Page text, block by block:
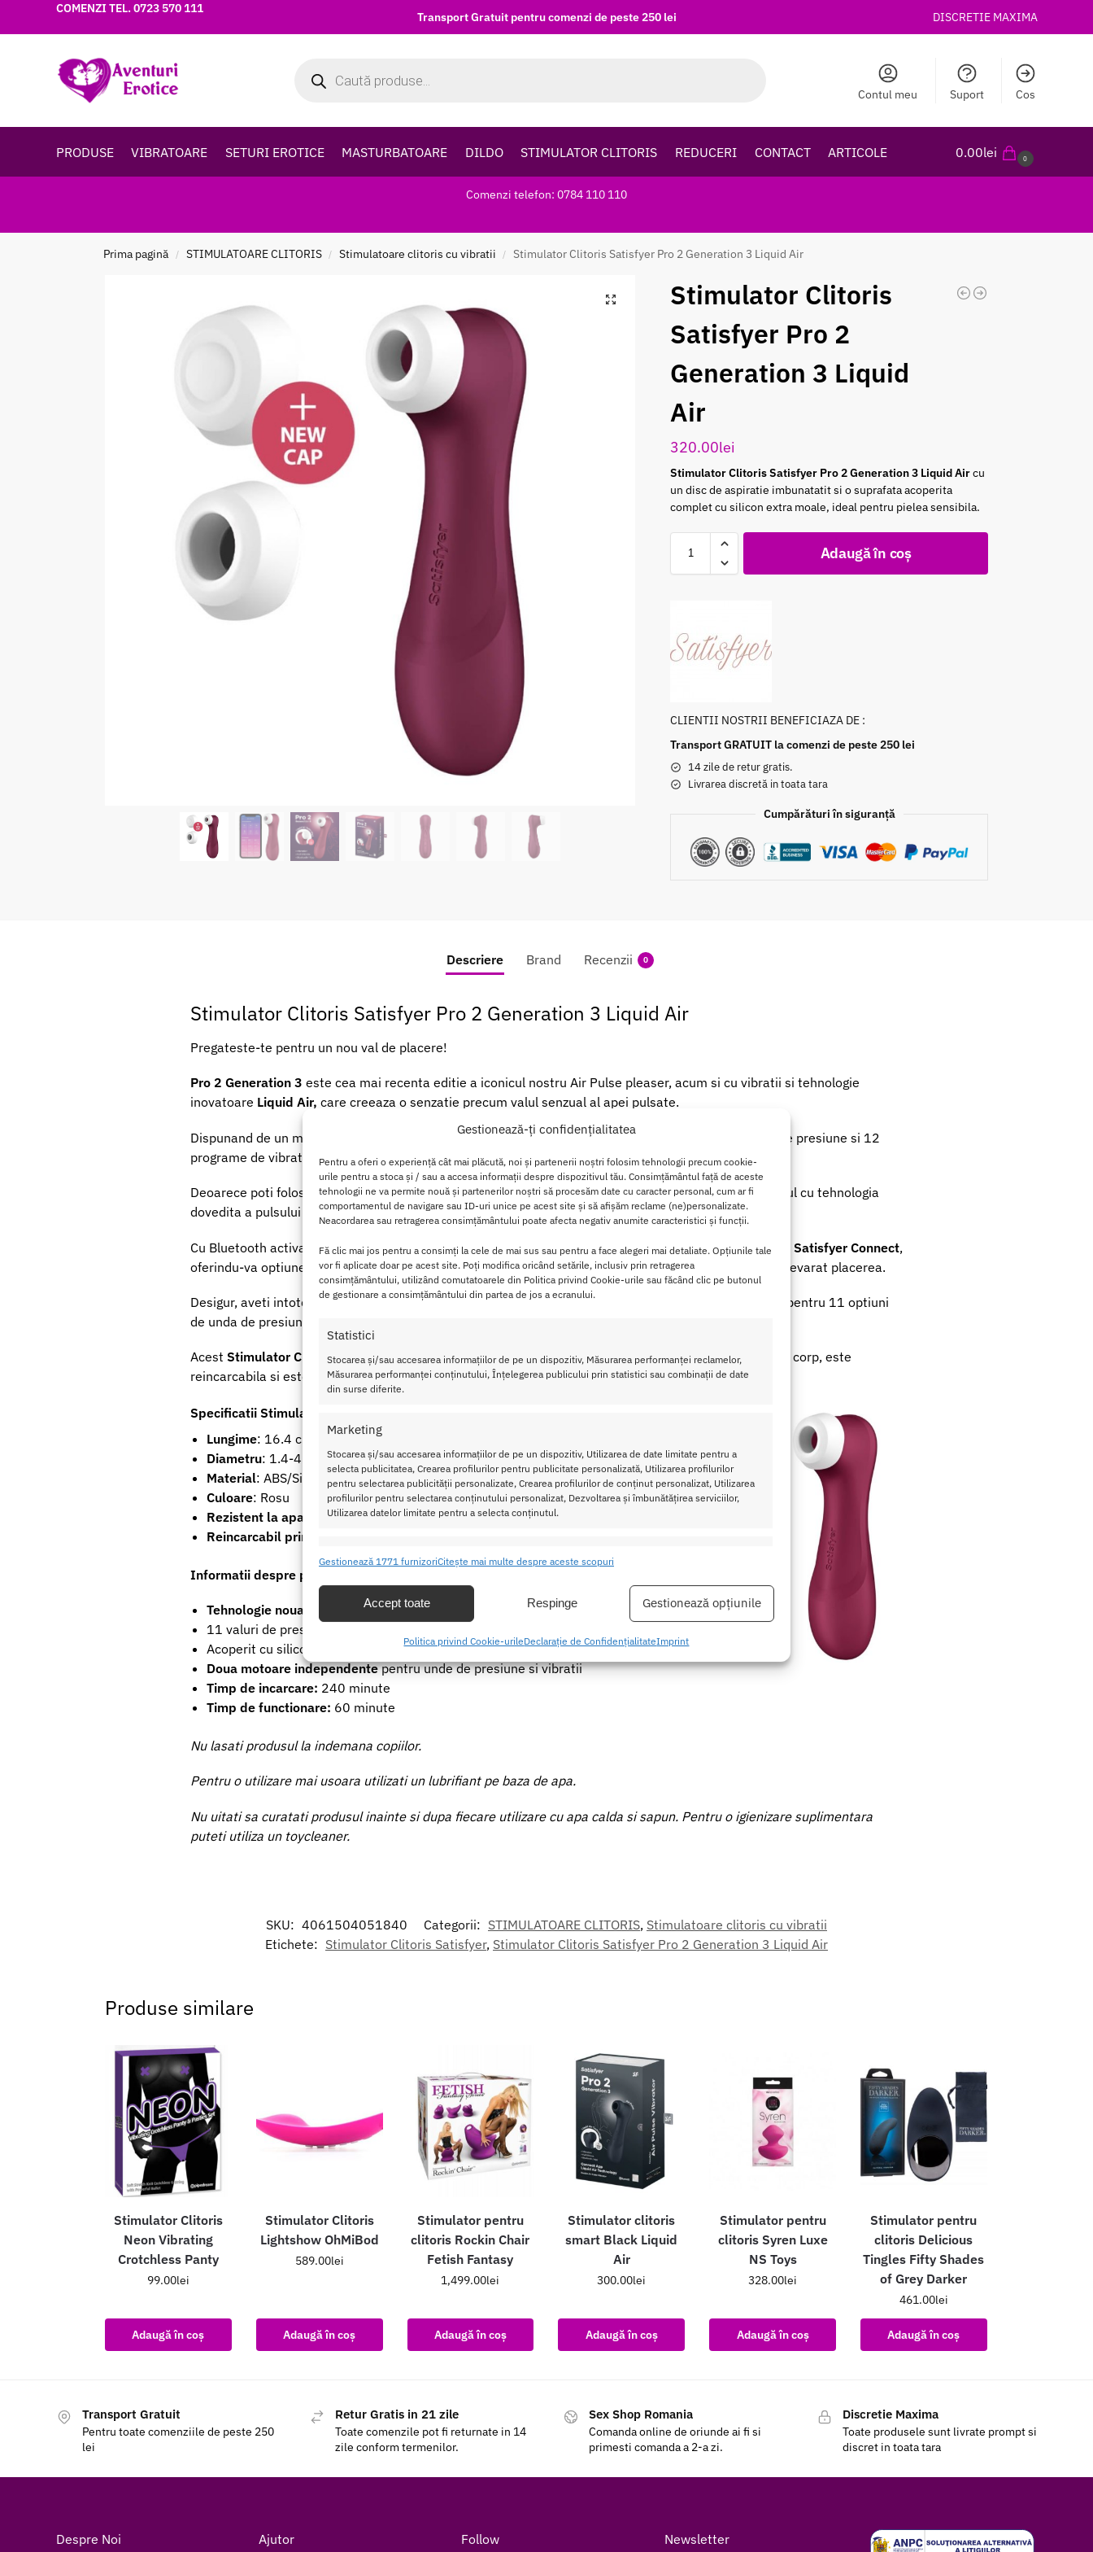
Gestionează-ți confidențialitatea
Pentru a oferi o experiență cât mai plăcută, noi și partenerii noștri folosim tehnologii precum cookie-
urile pentru a stoca și / sau a accesa informații despre dispozitivul tău. Consimțământul față de aceste
tehnologii ne va permite nouă și partenerilor noștri să procesăm date cu caracter personal, cum ar fi
comportamentul de navigare sau ID-uri unice pe acest site și să afișăm reclame (ne)personalizate.
Neacordarea sau retragerea consimțământului poate afecta negativ anumite caracteristici și funcții.
Fă clic mai jos pentru a consimți la cele de mai sus sau pentru a face alegeri mai detaliate. Opțiunile tale
vor fi aplicate doar pe acest site. Poți modifica oricând setările, inclusiv prin retragerea
consimțământului, utilizând comutatoarele din Politica privind Cookie-urile sau făcând clic pe butonul
de gestionare a consimțământului din partea de jos a ecranului.
Statistici
Stocarea și/sau accesarea informațiilor de pe un dispozitiv, Măsurarea performanței reclamelor,
Măsurarea performanței conținutului, Înțelegerea publicului prin statistici sau combinații de date
din surse diferite.
Marketing
Stocarea și/sau accesarea informațiilor de pe un dispozitiv, Utilizarea de date limitate pentru a
selecta publicitatea, Crearea profilurilor pentru publicitate personalizată, Utilizarea profilurilor
pentru selectarea publicității personalizate, Crearea profilurilor de conținut personalizat, Utilizarea
profilurilor pentru selectarea conținutului personalizat, Dezvoltarea și îmbunătățirea serviciilor,
Utilizarea datelor limitate pentru a selecta conținutul.
dispozitive, Identificarea dispozitivelor pe baza informațiilor transmise automat.
baza informațiilor solicitate în mod activ.
Asigurarea securității, prevenirea și detectarea fraudei și corectarea
erorilor, Furnizarea și prezentarea publicității și a conținutului,
Gestionează 1771 furnizoriCitește mai multe despre aceste scopuri
Accept toate Respinge Gestionează opțiunile
Politica privind Cookie-urileDeclarație de ConfidențialitateImprint
COMENZI TEL.0723 570 111
Transport Gratuit pentru comenzi de peste 250 lei DISCRETIE MAXIMA
Contul meu Suport Cos
PRODUSE VIBRATOARE SETURI EROTICE MASTURBATOARE DILDO STIMULATOR CLITORIS REDUCERI CONTACT ARTICOLE 0.00lei 0
Comenzi telefon: 0784 110 110
Prima pagină / STIMULATOARE CLITORIS / Stimulatoare clitoris cu vibratii / Stimulator Clitoris Satisfyer Pro 2 Generation 3 Liquid Air
Stimulator Clitoris
Satisfyer Pro 2
Generation 3 Liquid
Air
320.00lei
Stimulator Clitoris Satisfyer Pro 2 Generation 3 Liquid Aircu
un disc de aspiratie imbunatatit si o suprafata acoperita
complet cu silicon extra moale, ideal pentru pielea sensibila.
Adaugă în coș
CLIENTII NOSTRII BENEFICIAZA DE :
Transport GRATUIT la comenzi de peste 250 lei
14 zile de retur gratis.
Livrarea discretă in toata tara
Cumpărături în siguranță
Descriere Brand Recenzii 0
Stimulator Clitoris Satisfyer Pro 2 Generation 3 Liquid Air
Pregateste-te pentru un nou val de placere!
Pro 2 Generation 3 este cea mai recenta editie a iconicul nostru Air Pulse pleaser, acum si cu vibratii si tehnologie
inovatoare Liquid Air, care creeaza o senzatie precum valul senzual al apei pulsate.
Dispunand de un motor silentios si un cap din silicon moale, puteti alege intre 11 programe de unde de presiune si 12
programe de vibratii.
Deoarece poti folosi ambele parti ale vibratorului, ai de ales: capul puternic care iti stimuleaza clitorisul cu tehnologia
dovedita a pulsului de aer sau tija inserabila care te stimuleaza vaginal cu vibratii puternice.
Cu Bluetooth activat, aplicatia Pro2Gen 3 Connect se asociaza cu aplicatia noastra premiata, gratuita, Satisfyer Connect,
oferindu-va optiunea de a avea control complet asupra motorului puternic si de a va personaliza cu adevarat placerea.
Desigur, aveti intotdeauna optiunea de a utiliza fara aplicatie si de a controla prin butoanele panoului pentru 11 optiuni
de unda de presiune si 12 de programe de vibratii.
Acest Stimulator Clitoris Satisfyer Pro 2 Generation 3 Liquid Aireste fabricata din silicon sigur pentru corp, este
reincarcabila si este rezistenta la apa IPX7.
Specificatii Stimulator Clitoris Satisfyer Pro 2 Generation 3 Liquid Air
Lungime: 16.4 cm
Diametru: 1.4-4.5 cm
Material: ABS/Silicon
Culoare: Rosu
Rezistent la apa
Reincarcabil prin USB
Informatii despre produs
Tehnologie noua:
Tehnologie Liquid Air
11 valuri de presiune a aerului + 12 moduri de vibratie
Acoperit cu silicon catifelat, delicat cu pielea
Doua motoare independentepentru unde de presiune si vibratii
Timp de incarcare: 240 minute
Timp de functionare: 60 minute
Nu lasati produsul la indemana copiilor.
Pentru o utilizare mai usoara utilizati un lubrifiant pe baza de apa.
Nu uitati sa curatati produsul inainte si dupa fiecare utilizare cu apa calda si sapun. Pentru o igienizare suplimentara
puteti utiliza un toycleaner.
SKU: 4061504051840 Categorii: STIMULATOARE CLITORIS, Stimulatoare clitoris cu vibratii
Etichete: Stimulator Clitoris Satisfyer, Stimulator Clitoris Satisfyer Pro 2 Generation 3 Liquid Air
Produse similare
Stimulator Clitoris
Neon Vibrating
Crotchless Panty
99.00lei
Adaugă în coș
Stimulator Clitoris
Lightshow OhMiBod
589.00lei
Adaugă în coș
Stimulator pentru
clitoris Rockin Chair
Fetish Fantasy
1,499.00lei
Adaugă în coș
Stimulator clitoris
smart Black Liquid
Air
300.00lei
Adaugă în coș
Stimulator pentru
clitoris Syren Luxe
NS Toys
328.00lei
Adaugă în coș
Stimulator pentru
clitoris Delicious
Tingles Fifty Shades
of Grey Darker
461.00lei
Adaugă în coș
Transport Gratuit
Pentru toate comenziile de peste 250
lei
Retur Gratis in 21 zile
Toate comenzile pot fi returnate in 14
zile conform termenilor.
Sex Shop Romania
Comanda online de oriunde ai fi si
primesti comanda a 2-a zi.
Discretie Maxima
Toate produsele sunt livrate prompt si
discret in toata tara
Despre Noi Ajutor Follow Newsletter